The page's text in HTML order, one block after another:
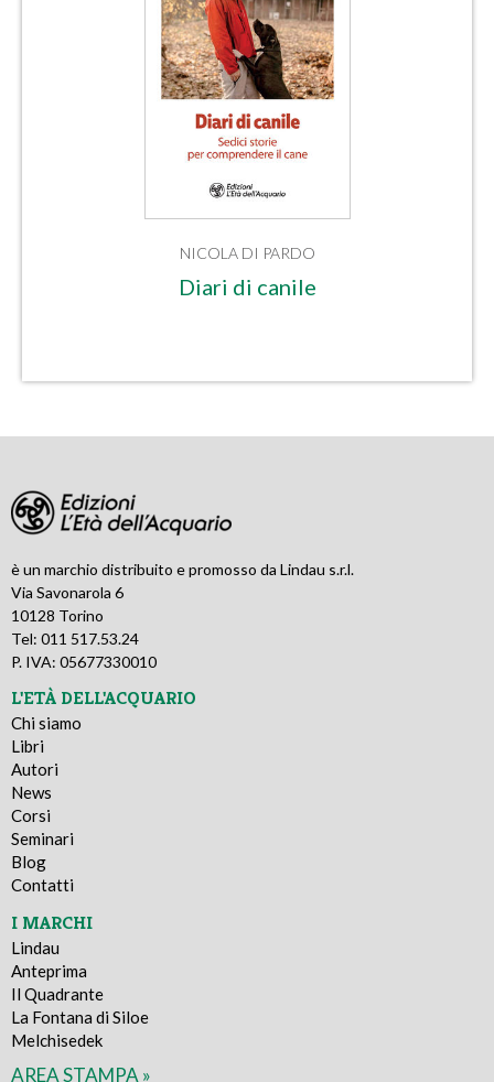
NICOLA DI PARDO
Diari di canile
è un marchio distribuito e promosso da Lindau s.r.l.
Via Savonarola 6
10128 Torino
Tel: 011 517.53.24
P. IVA: 05677330010
L'ETÀ DELL'ACQUARIO
Chi siamo
Libri
Autori
News
Corsi
Seminari
Blog
Contatti
I MARCHI
Lindau
Anteprima
Il Quadrante
La Fontana di Siloe
Melchisedek
AREA STAMPA »